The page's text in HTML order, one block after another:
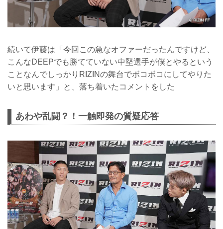
続いて伊藤は「今回この急なオファーだったんですけど、
こんなDEEPでも勝てていない中堅選手が僕とやるという
ことなんでしっかりRIZINの舞台でボコボコにしてやりた
いと思います」と、落ち着いたコメントをした
あわや乱闘？！一触即発の質疑応答